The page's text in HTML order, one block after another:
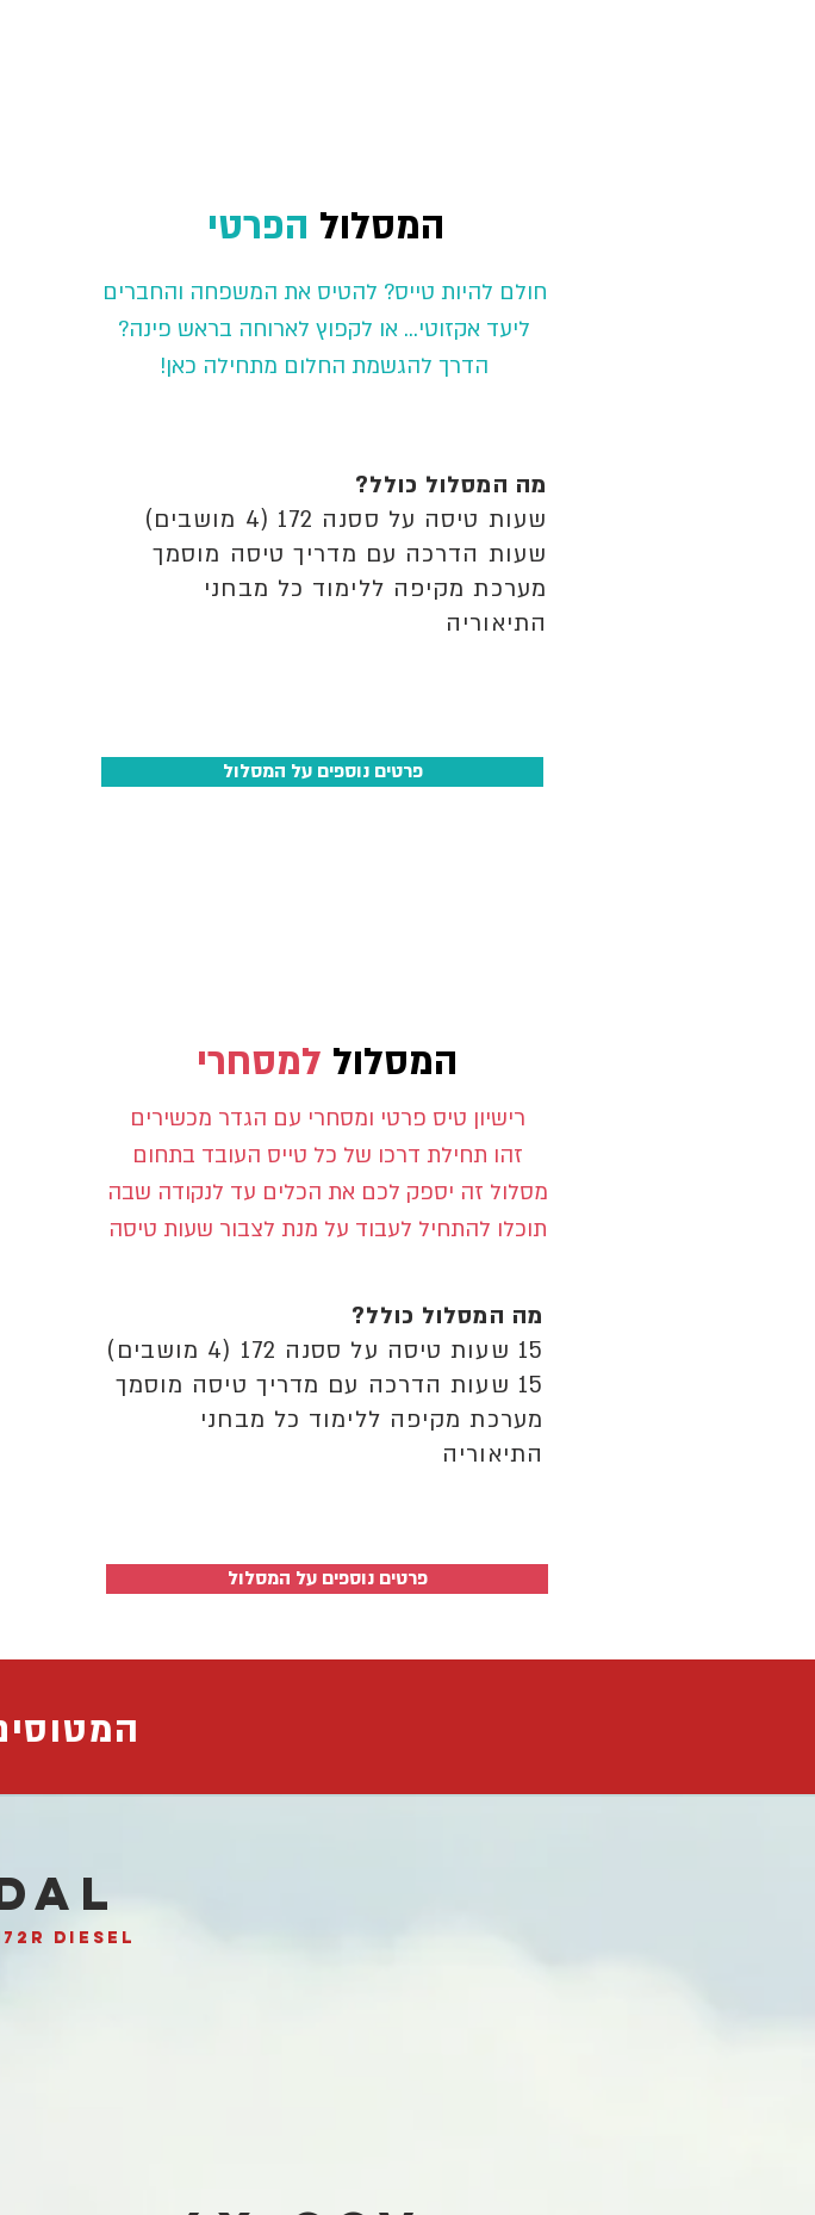
המסלול הפרטי
חולם להיות טייס? להטיס את המשפחה והחברים
ליעד אקזוטי... או לקפוץ לארוחה בראש פינה?
הדרך להגשמת החלום מתחילה כאן!
מה המסלול כולל?
שעות טיסה על ססנה 172 (4 מושבים)
שעות הדרכה עם מדריך טיסה מוסמך
מערכת מקיפה ללימוד כל מבחני
התיאוריה
פרטים נוספים על המסלול
המסלול למסחרי
רישיון טיס פרטי ומסחרי עם הגדר מכשירים
זהו תחילת דרכו של כל טייס העובד בתחום
מסלול זה יספק לכם את הכלים עד לנקודה שבה
תוכלו להתחיל לעבוד על מנת לצבור שעות טיסה
מה המסלול כולל?
15 שעות טיסה על ססנה 172 (4 מושבים)
15 שעות הדרכה עם מדריך טיסה מוסמך
מערכת מקיפה ללימוד כל מבחני
התיאוריה
פרטים נוספים על המסלול
diesel